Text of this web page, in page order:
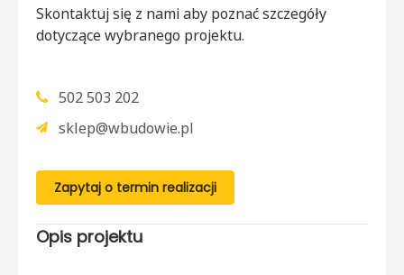
Skontaktuj się z nami aby poznać szczegóły
dotyczące wybranego projektu.
502 503 202
sklep@wbudowie.pl
Zapytaj o termin realizacji
Opis projektu